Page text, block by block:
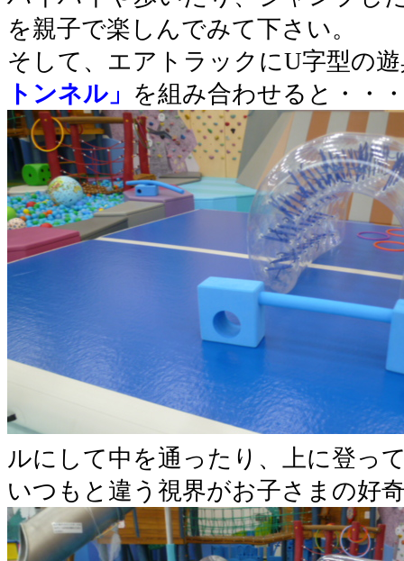
を親子で楽しんでみて下さい。
そして、エアトラックにU字型の
トンネル」 を組み合わせると・・
ルにして中を通ったり、上に登っ
いつもと違う視界がお子さまの好